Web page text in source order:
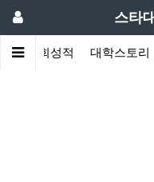
스타
대회성적 대학스토리